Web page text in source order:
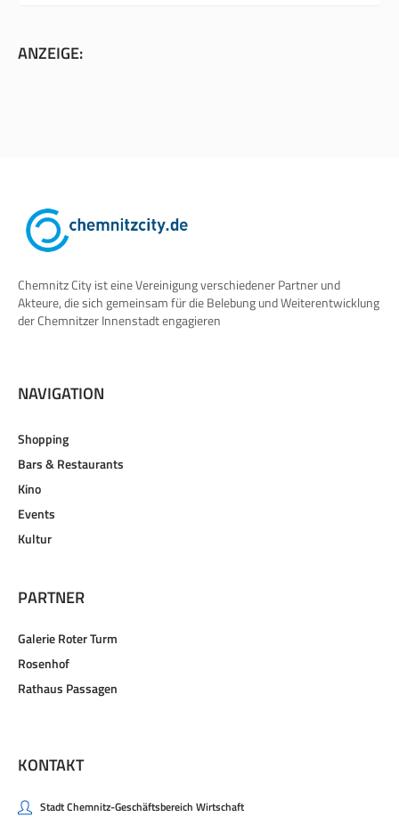
ANZEIGE:
Chemnitz City ist eine Vereinigung verschiedener Partner und
Akteure, die sich gemeinsam für die Belebung und Weiterentwicklung
der Chemnitzer Innenstadt engagieren
NAVIGATION
Shopping
Bars & Restaurants
Kino
Events
Kultur
PARTNER
Galerie Roter Turm
Rosenhof
Rathaus Passagen
KONTAKT
Stadt Chemnitz-Geschäftsbereich Wirtschaft